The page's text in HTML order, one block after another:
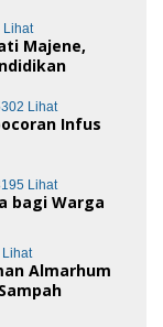
Lihat
Majene,
Lihat
Infus
Lihat
bagi Warga
Almarhum